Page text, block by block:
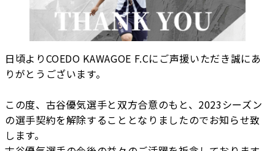
日頃よりCOEDO KAWAGOE F.Cにご声援いただき誠にあ
りがとうございます。
この度、古谷優気選手と双方合意のもと、2023シーズン
の選手契約を解除することとなりましたのでお知らせ致
します。